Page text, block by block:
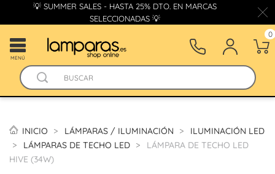
💡 SUMMER SALES - HASTA 25% DTO. EN MARCAS
SELECCIONADAS 💡
MENÚ
0
INICIO LÁMPARAS / ILUMINACIÓN
ILUMINACIÓN LED
LÁMPARAS DE TECHO LED
LÁMPARA DE TECHO LED
HIVE (34W)